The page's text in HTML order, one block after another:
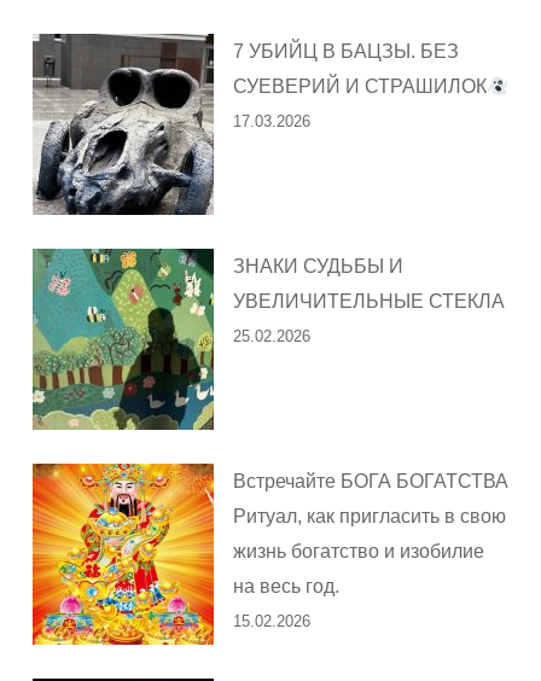
7 УБИЙЦ В БАЦЗЫ. БЕЗ
СУЕВЕРИЙ И СТРАШИЛОК
17.03.2026
ЗНАКИ СУДЬБЫ И
УВЕЛИЧИТЕЛЬНЫЕ СТЕКЛА
25.02.2026
Встречайте БОГА БОГАТСТВА
Ритуал, как пригласить в свою
жизнь богатство и изобилие
на весь год.
15.02.2026